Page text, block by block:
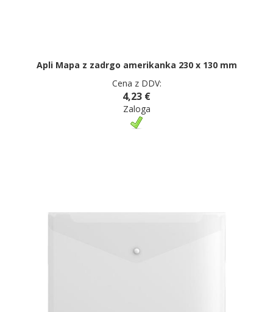
Apli Mapa z zadrgo amerikanka 230 x 130 mm
Cena z DDV:
4,23 €
Zaloga